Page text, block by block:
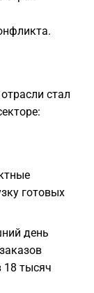
стал
готовых
день
18 тысяч